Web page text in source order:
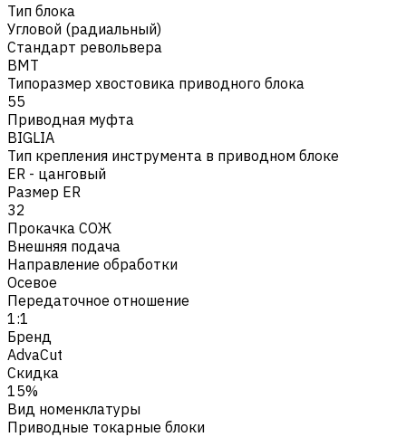
Тип блока
Угловой (радиальный)
Стандарт револьвера
BMT
Типоразмер хвостовика приводного блока
55
Приводная муфта
BIGLIA
Тип крепления инструмента в приводном блоке
ER - цанговый
Размер ER
32
Прокачка СОЖ
Внешняя подача
Направление обработки
Осевое
Передаточное отношение
1:1
Бренд
AdvaCut
Скидка
15%
Вид номенклатуры
Приводные токарные блоки